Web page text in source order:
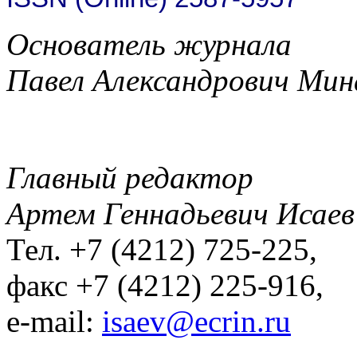
Основатель журнала
Павел Александрович
Главный редактор
Артем Геннадьевич Исаев
Тел. +7 (4212) 725-225,
факс +7 (4212) 225-916,
e-mail: isaev@ecrin.ru